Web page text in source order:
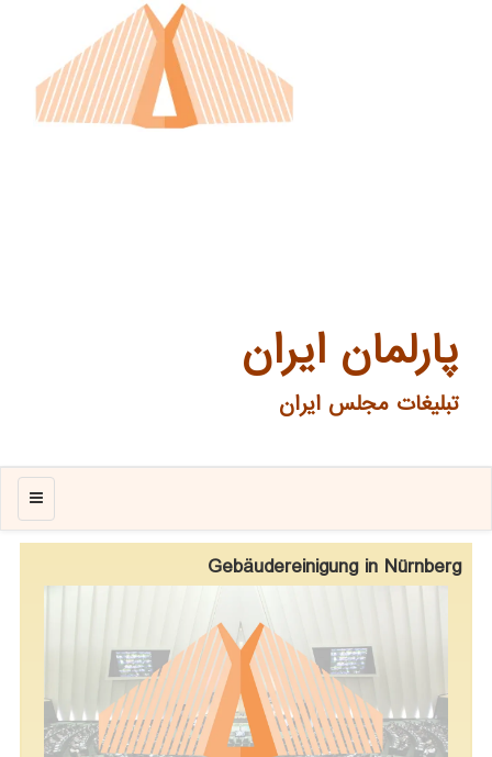
پارلمان ایران
تبلیغات مجلس ایران
منو
Gebäudereinigung in Nürnberg